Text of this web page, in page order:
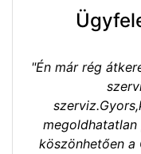
"Én már rég
megoldhatatlan
köszönhetően a